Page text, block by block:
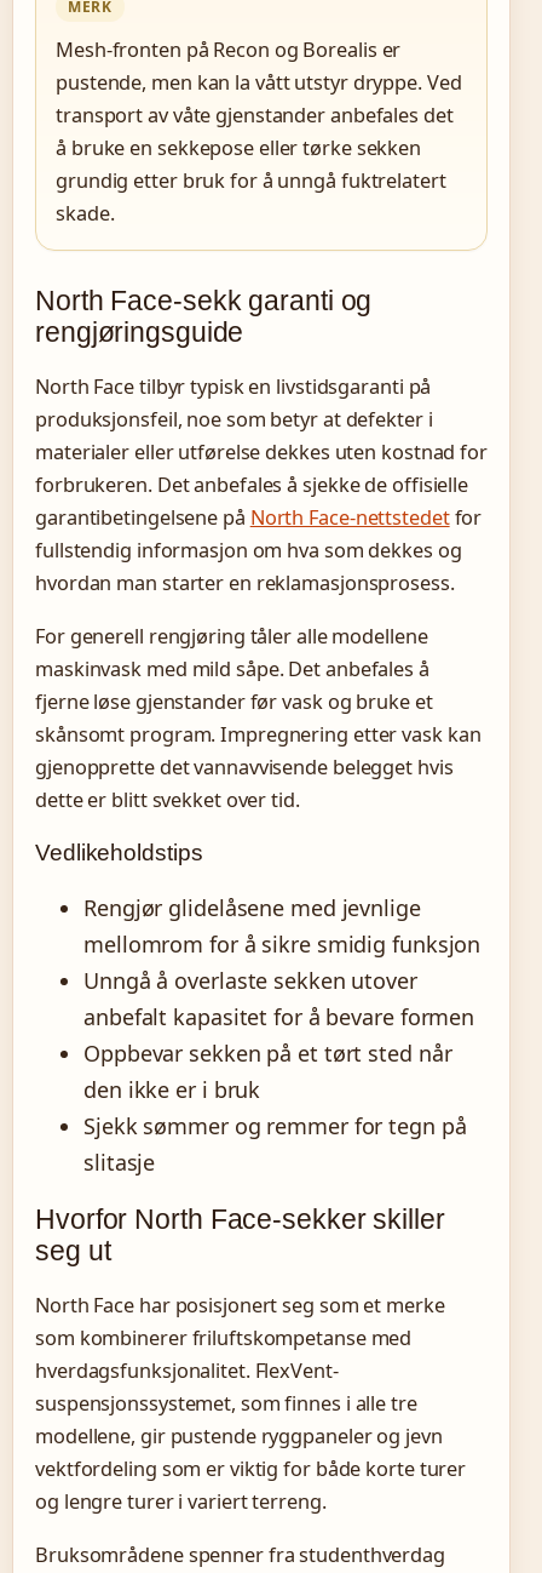
MERK
Mesh-fronten på Recon og Borealis er
pustende, men kan la vått utstyr dryppe. Ved
transport av våte gjenstander anbefales det
å bruke en sekkepose eller tørke sekken
grundig etter bruk for å unngå fuktrelatert
skade.
North Face-sekk garanti og
rengjøringsguide
North Face tilbyr typisk en livstidsgaranti på
produksjonsfeil, noe som betyr at defekter i
materialer eller utførelse dekkes uten kostnad for
forbrukeren. Det anbefales å sjekke de offisielle
garantibetingelsene på North Face-nettstedetfor
fullstendig informasjon om hva som dekkes og
hvordan man starter en reklamasjonsprosess.
For generell rengjøring tåler alle modellene
maskinvask med mild såpe. Det anbefales å
fjerne løse gjenstander før vask og bruke et
skånsomt program. Impregnering etter vask kan
gjenopprette det vannavvisende belegget hvis
dette er blitt svekket over tid.
Vedlikeholdstips
Rengjør glidelåsene med jevnlige
mellomrom for å sikre smidig funksjon
Unngå å overlaste sekken utover
anbefalt kapasitet for å bevare formen
Oppbevar sekken på et tørt sted når
den ikke er i bruk
Sjekk sømmer og remmer for tegn på
slitasje
Hvorfor North Face-sekker skiller
seg ut
North Face har posisjonert seg som et merke
som kombinerer friluftskompetanse med
hverdagsfunksjonalitet. FlexVent-
suspensjonssystemet, som finnes i alle tre
modellene, gir pustende ryggpaneler og jevn
vektfordeling som er viktig for både korte turer
og lengre turer i variert terreng.
Bruksområdene spenner fra studenthverdag